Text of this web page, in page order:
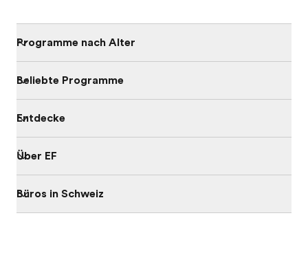
Programme nach Alter
Beliebte Programme
Entdecke
Über EF
Büros in Schweiz